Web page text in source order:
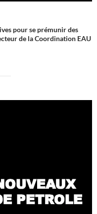
pour se prémunir des
de la Coordination EAU